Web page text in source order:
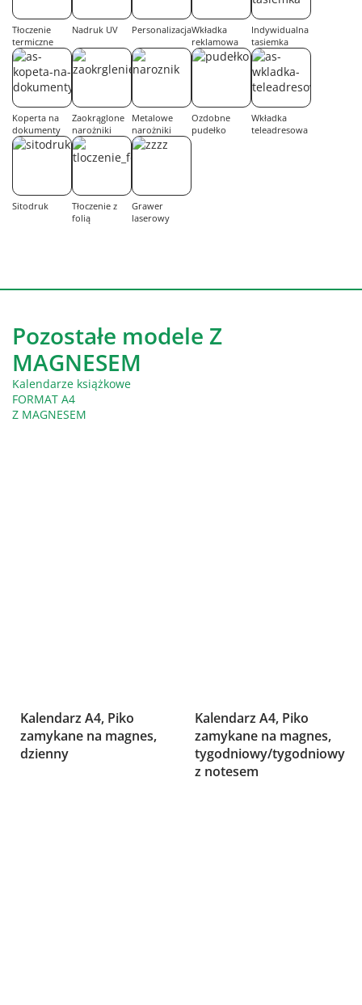
Tłoczenie
termiczne
Nadruk UV PersonalizacjaWkładka
reklamowa
Indywidualna
tasiemka
Koperta na
dokumenty
Zaokrąglone
narożniki
Metalowe
narożniki
Ozdobne
pudełko
Wkładka
teleadresowa
Sitodruk
Tłoczenie z
folią
Grawer
laserowy
Pozostałe modele Z
MAGNESEM
Kalendarze książkowe
FORMAT A4
Z MAGNESEM
Kalendarz A4, Piko
zamykane na magnes,
dzienny
Kalendarz A4, Piko
zamykane na magnes,
tygodniowy/tygodniowy
z notesem